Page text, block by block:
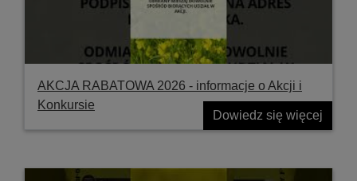
AKCJA RABATOWA 2026 - informacje o Akcji i
Konkursie
Dowiedz się więcej